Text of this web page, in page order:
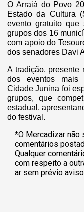
O Arraiá do Povo
Estado da Cultura
evento gratuito
grupos dos 16
com apoio do
dos senadores Davi
A tradição,
dos eventos mais
Cidade Junina foi
grupos, que
estadual,
do festival.
*O Mercadizar
comentários
Qualquer
com respeito a
ar sem prévio